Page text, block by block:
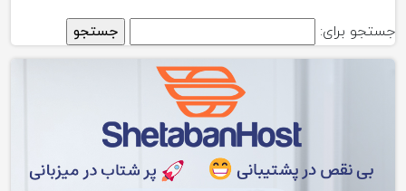
جستجو برای: